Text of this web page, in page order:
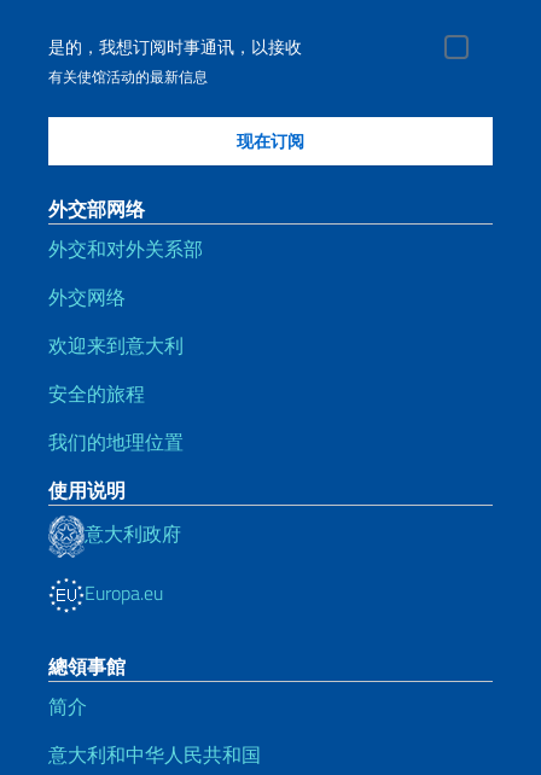
是的，我想订阅时事通讯，以接收
有关使馆活动的最新信息
外交部网络
外交和对外关系部
外交网络
欢迎来到意大利
安全的旅程
我们的地理位置
使用说明
意大利政府
Europa.eu
總領事館
简介
意大利和中华人民共和国